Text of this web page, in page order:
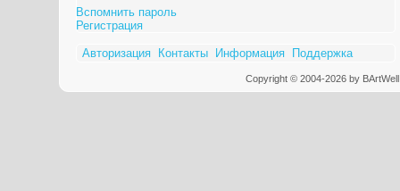
Вспомнить пароль
Регистрация
Авторизация Контакты Информация Поддержка
Copyright © 2004-2026 by BArtWell